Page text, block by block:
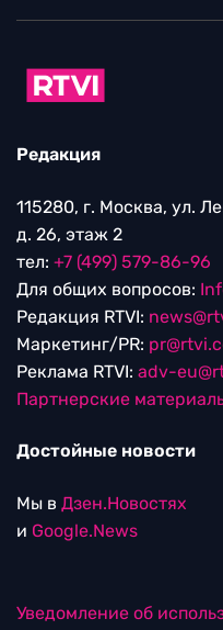
Редакция
115280, г. Москва, ул.
д. 26, этаж 2
тел: +7 (499) 579-86-96
Для общих вопросов:
Редакция RTVI:
Маркетинг/PR:
Реклама RTVI: adv-
Партнерские
Достойные новости
Мы в Дзен.Новостях
и Google.News
Уведомление об